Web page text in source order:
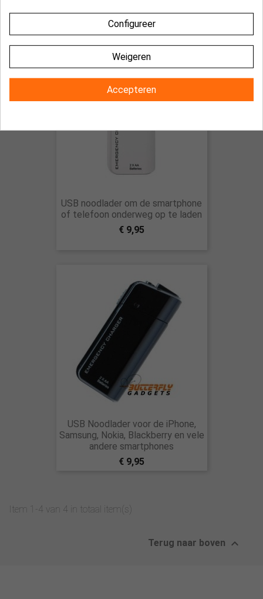
USB noodlader om de smartphone
of telefoon onderweg op te laden
€ 9,95
USB Noodlader voor de iPhone,
Samsung, Nokia, Blackberry en vele
andere smartphones
€ 9,95
Item 1-4 van 4 in totaal item(s)
Terug naar boven 
Configureer
Weigeren
Accepteren